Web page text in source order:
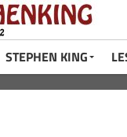
STEPHEN KING